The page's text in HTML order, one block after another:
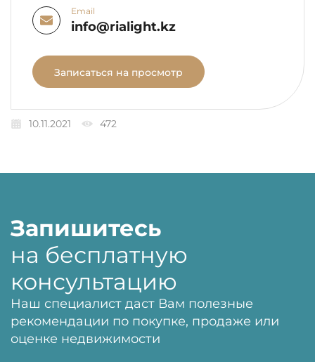
Email
info@rialight.kz
Записаться на просмотр
10.11.2021 472
Запишитесь
на бесплатную
консультацию
Наш специалист даст Вам полезные
рекомендации по покупке, продаже или
оценке недвижимости